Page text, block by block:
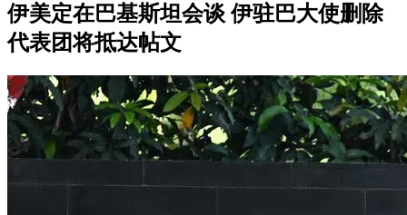
伊美定在巴基斯坦会谈 伊驻巴大使删除
代表团将抵达帖文